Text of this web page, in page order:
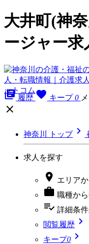
大井町(神
ージャー求
library_books 履歴 favorite キープ 0

神奈川 トップ
求人を探す
 エリア
 職種か
playlist_add_check 詳細条件
閲覧履歴 
キープ0 